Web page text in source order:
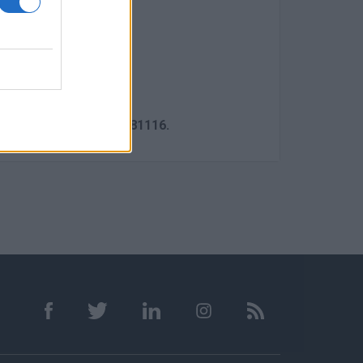
2105222500, 2128081116.